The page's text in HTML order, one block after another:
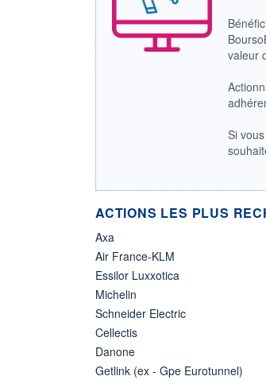
valeur
Si
ACTIONS LES PLUS
Axa
Air France-KLM
Essilor Luxxotica
Michelin
Schneider Electric
Cellectis
Danone
Getlink (ex - Gpe Eurotunnel)